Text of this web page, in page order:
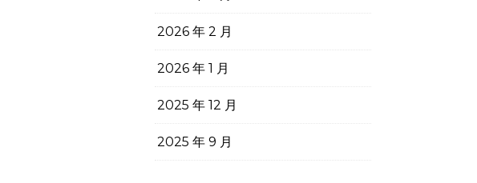
2026 年 2 月
2026 年 1 月
2025 年 12 月
2025 年 9 月